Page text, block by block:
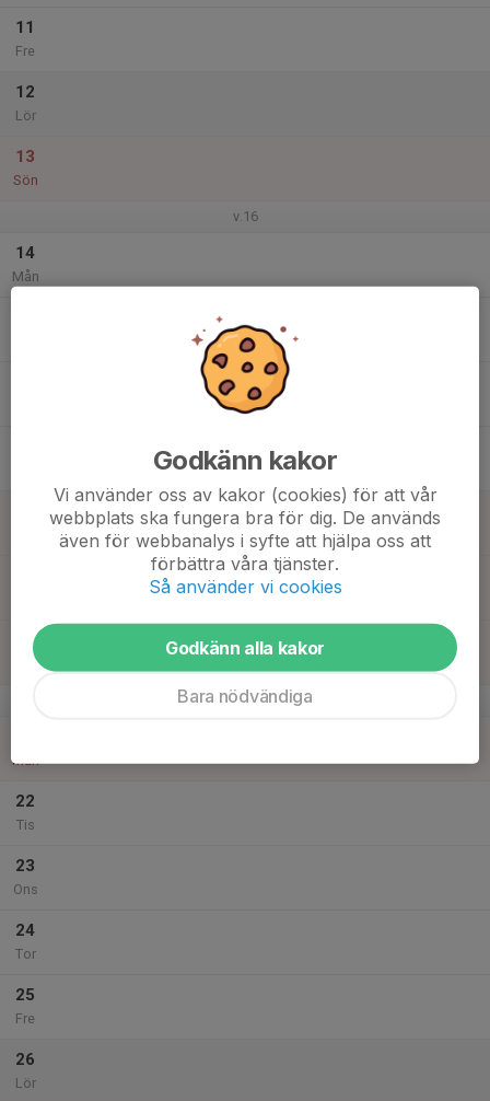
11
Fre
12
Lör
13
Sön
v.16
14
Mån
20
Sön
v.17
Mån
22
Tis
23
Ons
24
Tor
25
Fre
26
Lör
Godkänn kakor
Vi använder oss av kakor (cookies) för att vår
webbplats ska fungera bra för dig. De används
även för webbanalys i syfte att hjälpa oss att
förbättra våra tjänster.
Så använder vi cookies
Godkänn alla kakor
Bara nödvändiga